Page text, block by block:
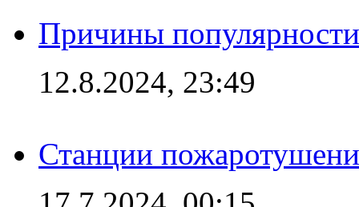
Причины
12.8.2024, 23:49
Станции